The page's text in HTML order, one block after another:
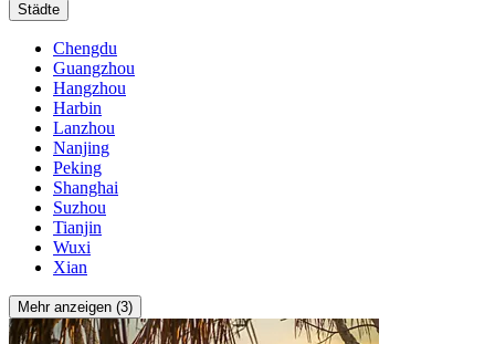
Städte
Chengdu
Guangzhou
Hangzhou
Harbin
Lanzhou
Nanjing
Peking
Shanghai
Suzhou
Tianjin
Wuxi
Xian
Mehr anzeigen (3)